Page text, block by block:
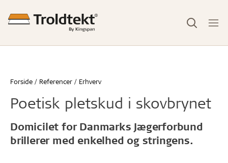
Forside Referencer Erhverv
Poetisk pletskud i skovbrynet
Domicilet for Danmarks Jægerforbund
brillerer med enkelhed og stringens.